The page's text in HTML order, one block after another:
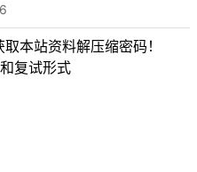
取本站资料解压缩密码！
复试形式